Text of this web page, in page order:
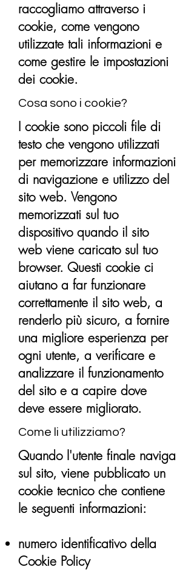
raccogliamo attraverso i
cookie, come vengono
utilizzate tali informazioni e
come gestire le impostazioni
dei cookie.
Cosa sono i cookie?
I cookie sono piccoli file di
testo che vengono utilizzati
per memorizzare informazioni
di navigazione e utilizzo del
sito web. Vengono
memorizzati sul tuo
dispositivo quando il sito
web viene caricato sul tuo
browser. Questi cookie ci
aiutano a far funzionare
correttamente il sito web, a
renderlo più sicuro, a fornire
una migliore esperienza per
ogni utente, a verificare e
analizzare il funzionamento
del sito e a capire dove
deve essere migliorato.
Come li utilizziamo?
Quando l'utente finale naviga
sul sito, viene pubblicato un
cookie tecnico che contiene
le seguenti informazioni:
numero identificativo della
Cookie Policy